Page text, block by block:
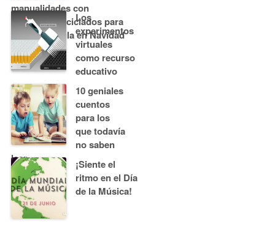
manualidades con
materiales reciclados para
decorar el aula en Navidad
Los
experimentos
virtuales
como recurso
educativo
10 geniales
cuentos
para los
que todavía
no saben
leer
¡Siente el
ritmo en el Día
de la Música!